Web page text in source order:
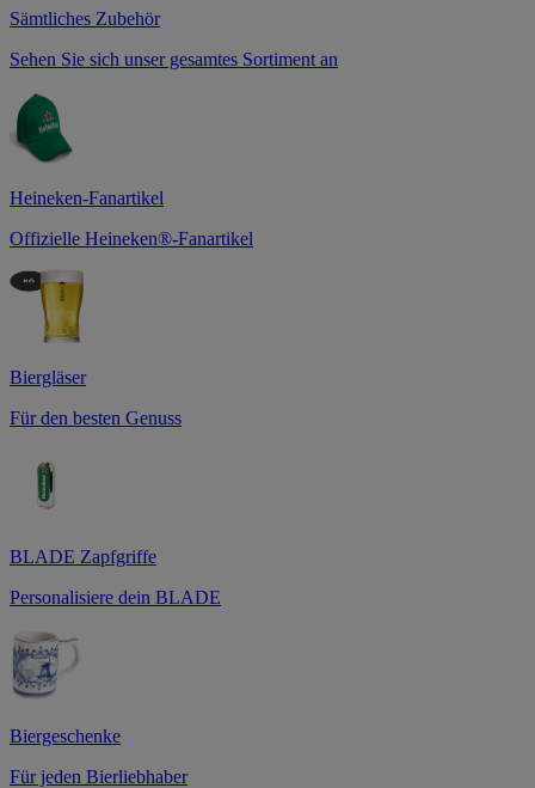
Sämtliches Zubehör
Sehen Sie sich unser gesamtes Sortiment an
Heineken-Fanartikel
Offizielle Heineken®-Fanartikel
Biergläser
Für den besten Genuss
BLADE Zapfgriffe
Personalisiere dein BLADE
Biergeschenke
Für jeden Bierliebhaber